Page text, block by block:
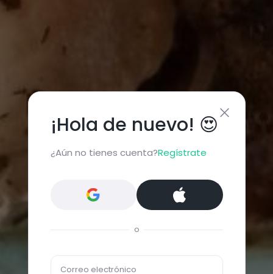
¡Hola de nuevo! 😍
¿Aún no tienes cuenta?Regístrate
o
Correo electrónico